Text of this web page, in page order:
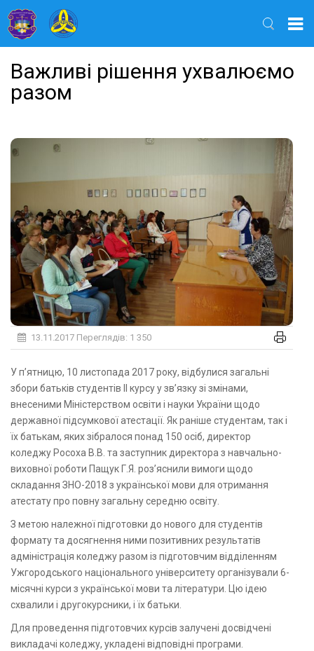
Важливі рішення ухвалюємо
разом
13.11.2017 Переглядів: 1 350
У п’ятницю, 10 листопада 2017 року, відбулися загальні
збори батьків студентів ІІ курсу у зв’язку зі змінами,
внесеними Міністерством освіти і науки України щодо
державної підсумкової атестації. Як раніше студентам, так і
їх батькам, яких зібралося понад 150 осіб, директор
коледжу Росоха В.В. та заступник директора з навчально-
виховної роботи Пащук Г.Я. роз’яснили вимоги щодо
складання ЗНО-2018 з української мови для отримання
атестату про повну загальну середню освіту.
З метою належної підготовки до нового для студентів
формату та досягнення ними позитивних результатів
адміністрація коледжу разом із підготовчим відділенням
Ужгородського національного університету організували 6-
місячні курси з української мови та літератури. Цю ідею
схвалили і другокурсники, і їх батьки.
Для проведення підготовчих курсів залучені досвідчені
викладачі коледжу, укладені відповідні програми.